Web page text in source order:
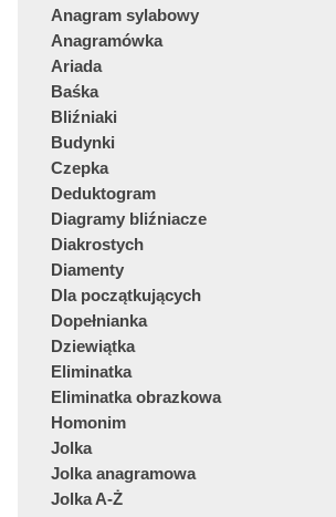
Anagram sylabowy
Anagramówka
Ariada
Baśka
Bliźniaki
Budynki
Czepka
Deduktogram
Diagramy bliźniacze
Diakrostych
Diamenty
Dla początkujących
Dopełnianka
Dziewiątka
Eliminatka
Eliminatka obrazkowa
Homonim
Jolka
Jolka anagramowa
Jolka A-Ż